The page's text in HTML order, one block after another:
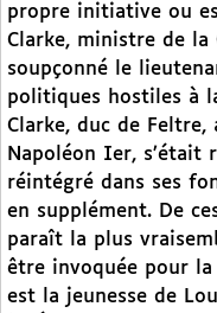
propre initiative ou
Clarke, ministre de
soupçonné le
politiques hostiles à
Clarke, duc de
Napoléon Ier,
réintégré dans ses
en supplément. De
paraît la plus
être invoquée pour
est la jeunesse de